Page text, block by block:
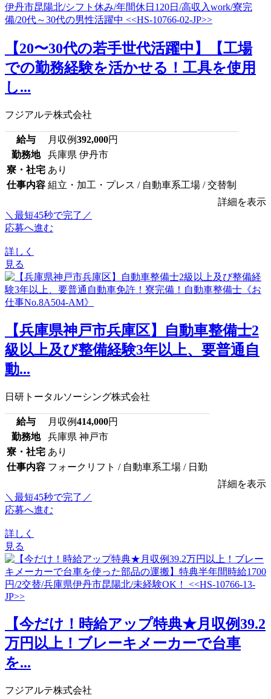
【20〜30代の若手世代活躍中】【工場
での勤務経験を活かせる！工具を使用
し...
フジアルテ株式会社
給与 月収例392,000円
勤務地
兵庫県 伊丹市
寮・社宅 あり
仕事内容 組立・加工・プレス / 自動車系工場 / 交替制
詳細を表示
＼最短45秒で完了／
応募へ進む
詳しく
見る
【兵庫県神戸市兵庫区】自動車整備士2
級以上及び整備経験3年以上、要普通自
動...
日研トータルソーシング株式会社
給与 月収例414,000円
勤務地
兵庫県 神戸市
寮・社宅 あり
仕事内容 フォークリフト / 自動車系工場 / 日勤
詳細を表示
＼最短45秒で完了／
応募へ進む
詳しく
見る
【今だけ！時給アップ特典★月収例39.2
万円以上！ブレーキメーカーで台車
を...
フジアルテ株式会社